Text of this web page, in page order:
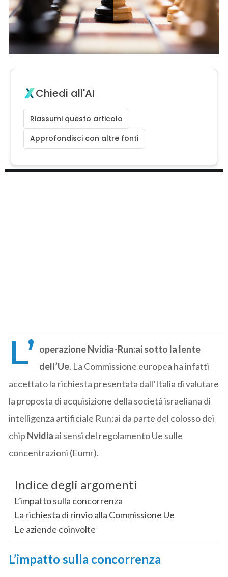
Chiedi all'AI
Riassumi questo articolo
Approfondisci con altre fonti
L’ operazione Nvidia-Run:ai sotto la lente
dell’Ue. La Commissione europea ha infatti
accettato la richiesta presentata dall’Italia di valutare
la proposta di acquisizione della società israeliana di
intelligenza artificiale Run:ai da parte del colosso dei
chip Nvidia ai sensi del regolamento Ue sulle
concentrazioni (Eumr).
Indice degli argomenti
L’impatto sulla concorrenza
La richiesta di rinvio alla Commissione Ue
Le aziende coinvolte
L’impatto sulla concorrenza